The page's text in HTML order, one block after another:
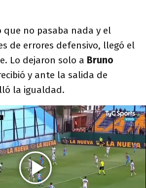
que no pasaba nada y el
de errores defensivo, llegó el
Lo dejaron solo a Bruno
y ante la salida de
la igualdad.